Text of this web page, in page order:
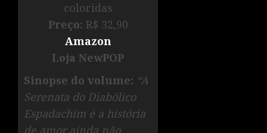
coloridas
Preço: R$ 32,90
Amazon
Loja NewPOP
Sinopse do volume: “A
Serenata do Diabólico
Espadachim é a história
de amor ainda não